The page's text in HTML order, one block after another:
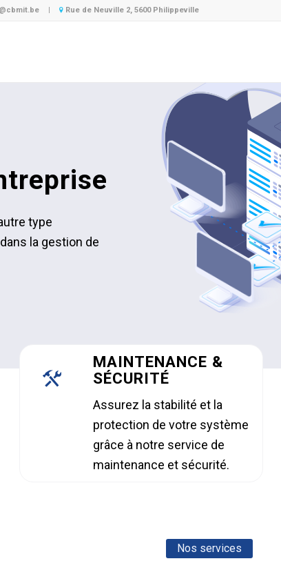
| Rue de Neuville 2, 5600 Philippeville
type
la gestion de
MAINTENANCE &
SÉCURITÉ
Assurez la stabilité et la
protection de votre système
grâce à notre service de
maintenance et sécurité.
Nos services